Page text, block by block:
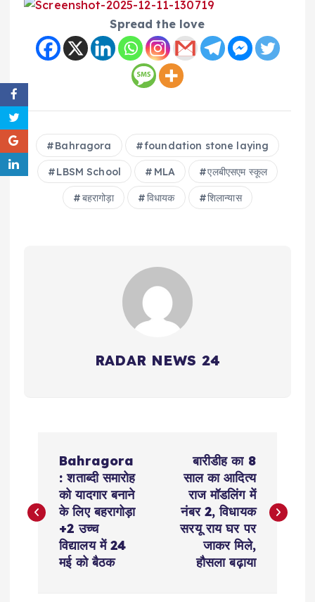
Spread the love
Bahragora foundation stone laying
LBSM School MLA एलबीएसएम स्कूल
बहरागोड़ा विधायक शिलान्यास
RADAR NEWS 24
s
Bahragora
: शताब्दी समारोह
को यादगार बनाने
के लिए बहरागोड़ा
+2 उच्च
विद्यालय में 24
मई को बैठक
बारीडीह का 8
साल का आदित्य
राज मॉडलिंग में
नंबर 2, विधायक
सरयू राय घर पर
जाकर मिले,
हौसला बढ़ाया